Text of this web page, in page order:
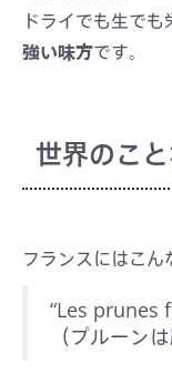
ドライでも生でも
強い味方です。
世界のこ
フランスにはこん
“Les prunes
（プルーン